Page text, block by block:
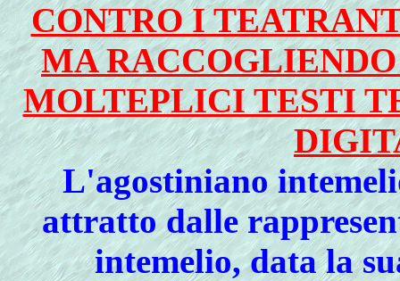
CONTRO I
MA
MOLTEPLICI TESTI
L'agostiniano
attratto dalle
intemelio, data la